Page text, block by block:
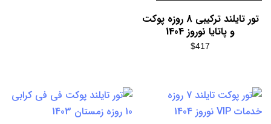
تور تایلند ترکیبی 8 روزه پوکت
و پاتایا نوروز 1404
$417